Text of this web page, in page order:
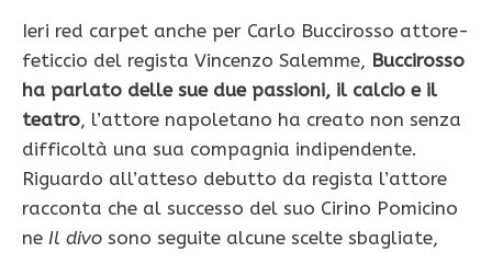
Ieri red carpet anche per Carlo Buccirosso attore-
feticcio del regista Vincenzo Salemme, Buccirosso
ha parlato delle sue due passioni, il calcio e il
teatro, l’attore napoletano ha creato non senza
difficoltà una sua compagnia indipendente.
Riguardo all’atteso debutto da regista l’attore
racconta che al successo del suo Cirino Pomicino
ne Il divo sono seguite alcune scelte sbagliate,